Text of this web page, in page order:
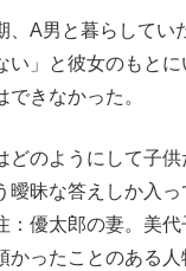
A男と暮らしてい
い」と彼女のもと
できなかった。
のようにして子供
曖昧な答えしか入
：優太郎の妻。美
かったことのある